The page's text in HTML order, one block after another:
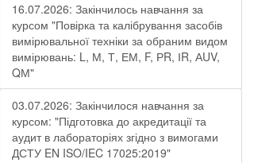
16.07.2026: Закінчилось навчання за
курсом "Повірка та калібрування засобів
вимірювальної техніки за обраним видом
вимірювань: L, М, Т, ЕМ, F, РR, ІR, АUV,
QМ"
03.07.2026: Закінчилося навчання за
курсом: "Підготовка до акредитації та
аудит в лабораторіях згідно з вимогами
ДСТУ EN ISO/IEC 17025:2019"